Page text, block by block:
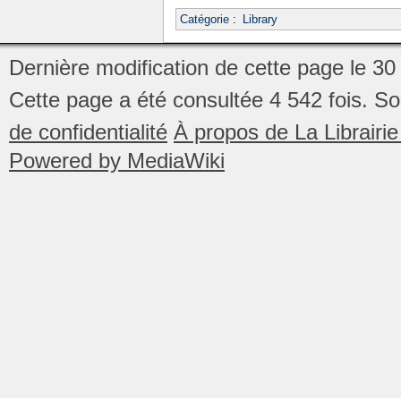
Catégorie: Library
Dernière modification de cette page le
Cette page a été consultée 4 542 fois.
de confidentialité À propos de La
Powered by MediaWiki